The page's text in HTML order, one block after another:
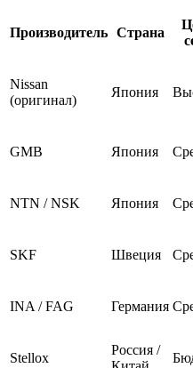
Производитель Страна
Nissan
(оригинал)
Япония
GMB Япония
NTN / NSK Япония
SKF Швеция
INA / FAG Германия
Stellox
Россия /